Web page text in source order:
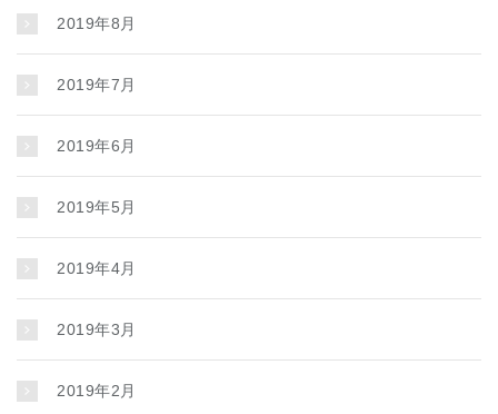
2019年8月
2019年7月
2019年6月
2019年5月
2019年4月
2019年3月
2019年2月